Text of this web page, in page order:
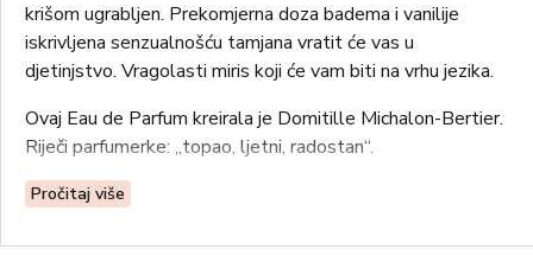
krišom ugrabljen. Prekomjerna doza badema i vanilije
iskrivljena senzualnošću tamjana vratit će vas u
djetinjstvo. Vragolasti miris koji će vam biti na vrhu jezika.
Ovaj Eau de Parfum kreirala je Domitille Michalon-Bertier.
Riječi parfumerke: „topao, ljetni, radostan“.
Olfaktivna obitelj: jantarna.
Glavne note: gorki badem, heliotrop, tamjan
Pročitaj više